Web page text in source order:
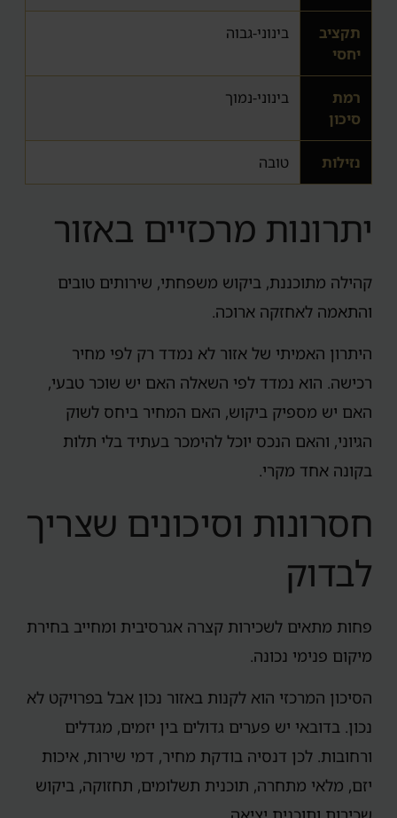
תקציב
יחסי
בינוני-גבוה
רמת
סיכון
בינוני-נמוך
נזילות טובה
יתרונות מרכזיים באזור
קהילה מתוכננת, ביקוש משפחתי, שירותים טובים
והתאמה לאחזקה ארוכה.
היתרון האמיתי של אזור לא נמדד רק לפי מחיר
רכישה. הוא נמדד לפי השאלה האם יש שוכר טבעי,
האם יש מספיק ביקוש, האם המחיר ביחס לשוק
הגיוני, והאם הנכס יוכל להימכר בעתיד בלי תלות
בקונה אחד מקרי.
חסרונות וסיכונים שצריך
לבדוק
פחות מתאים לשכירות קצרה אגרסיבית ומחייב בחירת
מיקום פנימי נכונה.
הסיכון המרכזי הוא לקנות באזור נכון אבל בפרויקט לא
נכון. בדובאי יש פערים גדולים בין יזמים, מגדלים
ורחובות. לכן דנסיה בודקת מחיר, דמי שירות, איכות
יזם, מלאי מתחרה, תוכנית תשלומים, תחזוקה, ביקוש